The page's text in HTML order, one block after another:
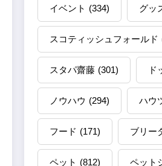
イベント (334) グッ
スコティッシュフォールド
スタパ齋藤 (301) ド
ノウハウ (294) ハウ
フード (171) ブリー
ペット (812) ペット